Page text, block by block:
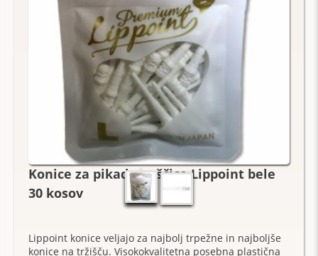
Konice za pikado puščice Lippoint bele
30 kosov
Lippoint konice veljajo za najbolj trpežne in najboljše
konice na tržišču. Visokokvalitetna posebna plastična